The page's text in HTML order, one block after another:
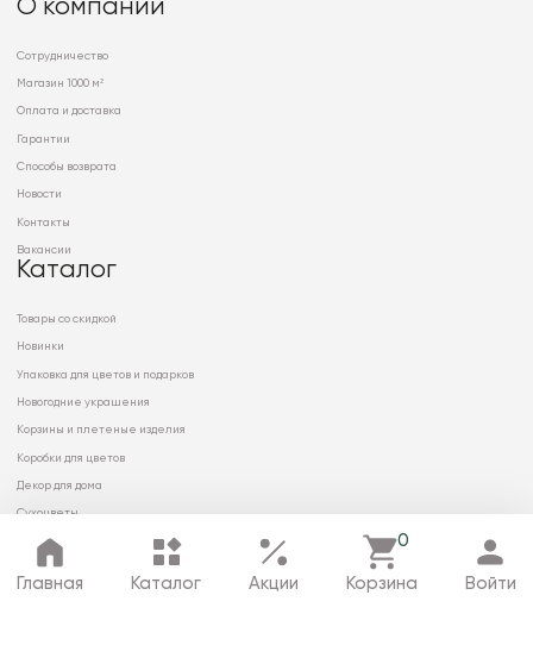
Главная Каталог Акции
0
Корзина Войти
О компании
Сотрудничество
Магазин 1000 м²
Оплата и доставка
Гарантии
Способы возврата
Новости
Контакты
Вакансии
Каталог
Товары со скидкой
Новинки
Упаковка для цветов и подарков
Новогодние украшения
Корзины и плетеные изделия
Коробки для цветов
Декор для дома
Сухоцветы
© 2026 ООО «МИРРЭЙ»